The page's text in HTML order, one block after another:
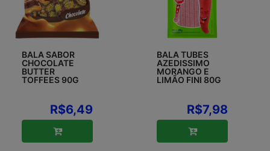
BALA SABOR
CHOCOLATE
BUTTER
TOFFEES 90G
R$6,49
BALA TUBES
AZEDISSIMO
MORANGO E
LIMÃO FINI 80G
R$7,98